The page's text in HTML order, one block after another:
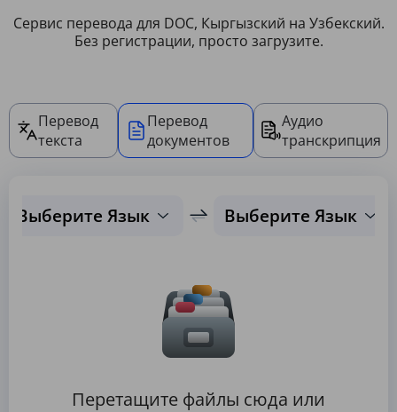
Сервис перевода для DOC, Кыргызский на Узбекский.
Без регистрации, просто загрузите.
Перевод
текста
Перевод
документов
Аудио
транскрипция
Выберите Язык Выберите Язык
Перетащите файлы сюда или